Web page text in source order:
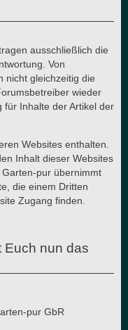
ausschließlich die
Von
nicht gleichzeitig die
wieder
für Inhalte der Artikel der
Websites enthalten.
Inhalt dieser Websites
pur übernimmt
die einem Dritten
Zugang finden.
Euch nun das
pur GbR